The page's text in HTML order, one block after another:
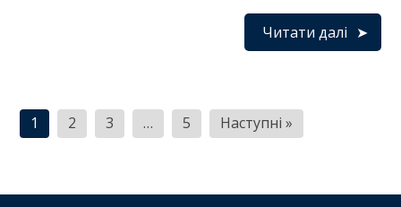
Читати далі
Навігація
записів
1 2 3 … 5 Наступні »